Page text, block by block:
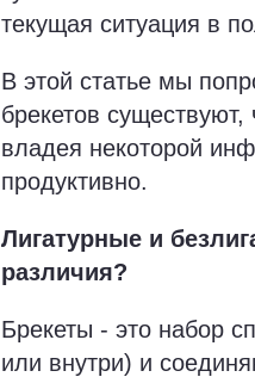
текущая ситуация в
В этой статье мы
брекетов
владея некоторой
продуктивно.
Лигатурные и
различия?
Брекеты - это набор
или внутри) и